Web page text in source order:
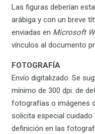
Las figuras deberían
arábiga y con un breve
enviadas en Microsoft
vínculos al documento
FOTOGRAFÍA
Envío digitalizado. Se
mínimo de 300 dpi. de
fotografías o imágenes
solicita especial
definición en las